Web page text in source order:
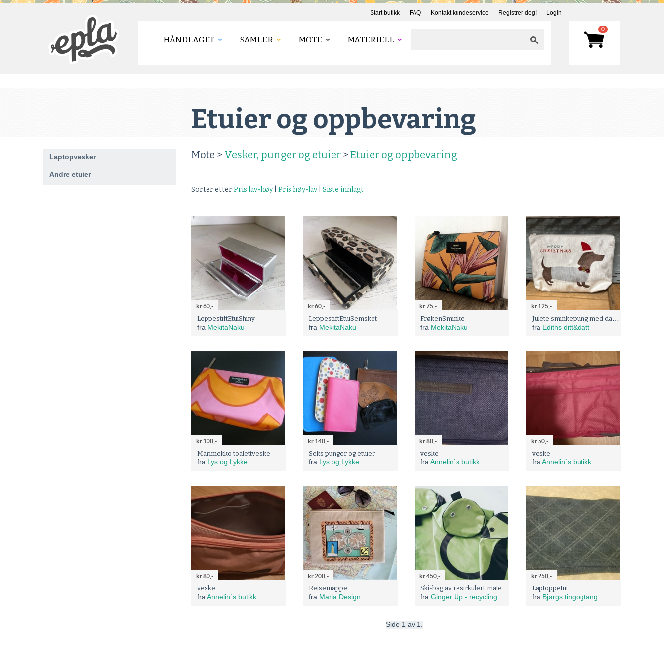
Start butikk FAQ Kontakt kundeservice Registrer deg! Login
HÅNDLAGET SAMLER MOTE MATERIELL
0
Etuier og oppbevaring
Laptopvesker
Andre etuier
Mote > Vesker, punger og etuier > Etuier og oppbevaring
Sorter etterPris lav-høy| Pris høy-lav| Siste innlagt
kr 60,-
LeppestiftEtuiShiny
fra MekitaNaku
kr 60,-
LeppestiftEtuiSemsket
fra MekitaNaku
kr 75,-
FrøkenSminke
fra MekitaNaku
kr 125,-
fra Ediths ditt&datt
kr 100,-
Marimekko toalettveske
fra Lys og Lykke
kr 140,-
Seks punger og etuier
fra Lys og Lykke
kr 80,-
veske
fra Annelin`s butikk
kr 50,-
veske
fra Annelin`s butikk
kr 80,-
veske
fra Annelin`s butikk
kr 200,-
Reisemappe
fra Maria Design
kr 450,-
fra Ginger Up - recycling bags
kr 250,-
Laptoppetui
fra Bjørgs tingogtang
Side 1 av 1.